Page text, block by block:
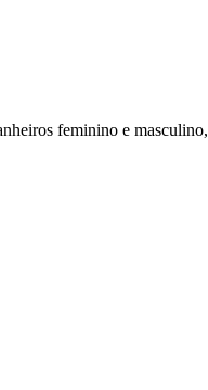
feminino e